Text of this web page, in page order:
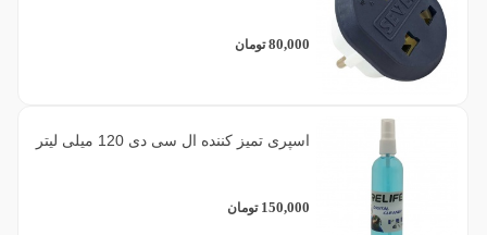
80,000 تومان
اسپری تمیز کننده ال سی دی 120 میلی لیتر
150,000 تومان